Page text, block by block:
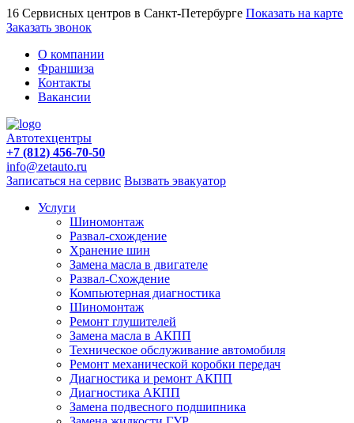
16 Сервисных центров в Санкт-Петербурге Показать на карте
Заказать звонок
О компании
Франшиза
Контакты
Вакансии
Автотехцентры
+7 (812) 456-70-50
info@zetauto.ru
Записаться на сервис Вызвать эвакуатор
Услуги
Шиномонтаж
Развал-схождение
Хранение шин
Замена масла в двигателе
Развал-Схождение
Компьютерная диагностика
Шиномонтаж
Ремонт глушителей
Замена масла в АКПП
Техническое обслуживание автомобиля
Ремонт механической коробки передач
Диагностика и ремонт АКПП
Диагностика АКПП
Замена подвесного подшипника